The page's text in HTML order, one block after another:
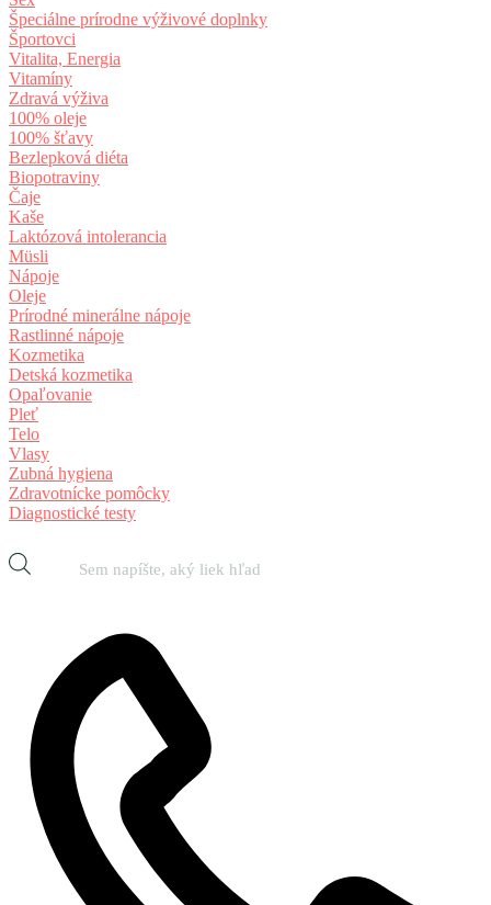
Špeciálne prírodne výživové doplnky
Športovci
Vitalita, Energia
Vitamíny
Zdravá výživa
100% oleje
100% šťavy
Bezlepková diéta
Biopotraviny
Čaje
Kaše
Laktózová intolerancia
Müsli
Nápoje
Oleje
Prírodné minerálne nápoje
Rastlinné nápoje
Kozmetika
Detská kozmetika
Opaľovanie
Pleť
Telo
Vlasy
Zubná hygiena
Zdravotnícke pomôcky
Diagnostické testy